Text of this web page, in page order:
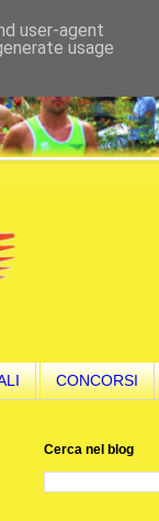
CONCORSI
Cerca nel blog
user-agent
usage